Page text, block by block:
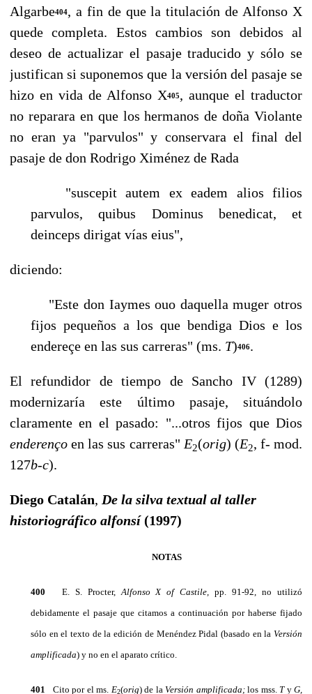
Algarbe404, a fin de que la titulación de Alfonso X
quede completa. Estos cambios son debidos al
deseo de actualizar el pasaje traducido y sólo se
justifican si su­ponemos que la versión del pasaje se
hizo en vida de Alfonso X405, aunque el traduc­tor
no reparara en que los hermanos de doña Violante
no eran ya "parvulos" y conservara el final del
pasaje de don Rodrigo Ximénez de Rada
"suscepit autem ex eadem alios filios
parvulos, quibus Dominus benedicat, et
deinceps dirigat vías eius",
diciendo:
"Este don Iaymes ouo daquella muger otros
fijos pequeños a los que bendi­ga Dios e los
endereçe en las sus carreras" (ms. T)406.
El refundidor de tiempo de Sancho IV (1289)
modernizaría este último pasaje, situándolo
claramente en el pasado: "...otros fijos que Dios
enderençoen las sus carre­ras" E2(orig) (E2, f- mod.
127b-c).
Diego Catalán, De la silva textual al taller
historiográfico alfonsí(1997)
NOTAS
400 E. S. Procter, Alfonso X of Castile,pp. 91-92, no utilizó
debidamente el pasaje que citamos a con­tinuación por haberse fijado
sólo en el texto de la edición de Menéndez Pidal (basado en la Versión
am­plificada) y no en el aparato crítico.
401 Cito por el ms. E2(orig) de la Versión amplificada; los mss. T y G,